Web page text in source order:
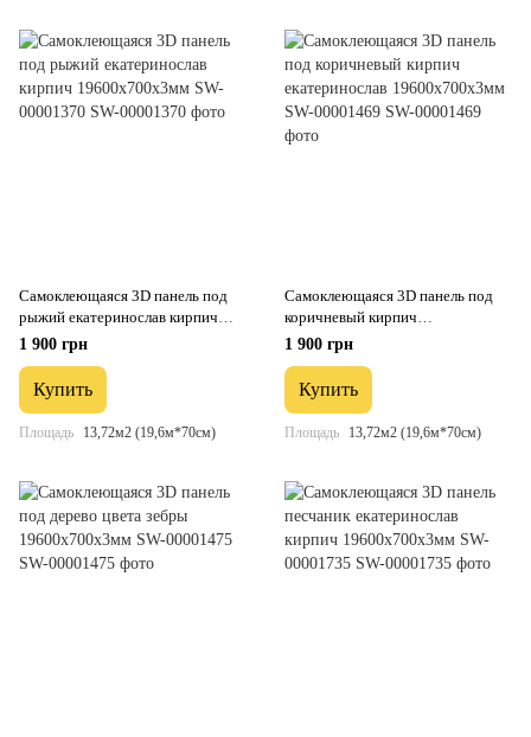
Самоклеющаяся 3D панель под
рыжий екатеринослав кирпич
19600х700х3мм SW-00001370
1 900 грн
Купить
Площадь 13,72м2 (19,6м*70см)
Самоклеющаяся 3D панель под
коричневый кирпич
екатеринослав 19600х700х3мм
1 900 грн
Купить
Площадь 13,72м2 (19,6м*70см)